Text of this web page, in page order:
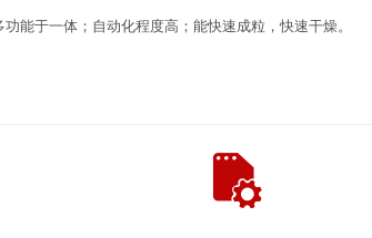
能于一体；自动化程度高；能快速成粒，快速干燥。